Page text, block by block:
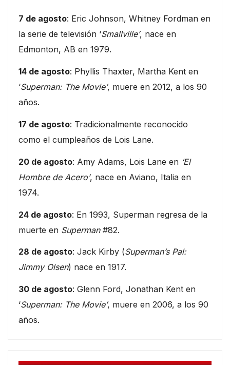
7 de agosto: Eric Johnson, Whitney Fordman en
la serie de televisión ‘Smallville’, nace en
Edmonton, AB en 1979.
14 de agosto: Phyllis Thaxter, Martha Kent en
‘Superman: The Movie’, muere en 2012, a los 90
años.
17 de agosto: Tradicionalmente reconocido
como el cumpleaños de Lois Lane.
20 de agosto: Amy Adams, Lois Lane en ‘El
Hombre de Acero’, nace en Aviano, Italia en
1974.
24 de agosto: En 1993, Superman regresa de la
muerte en Superman#82.
28 de agosto: Jack Kirby (Superman’s Pal:
Jimmy Olsen) nace en 1917.
30 de agosto: Glenn Ford, Jonathan Kent en
‘Superman: The Movie’, muere en 2006, a los 90
años.